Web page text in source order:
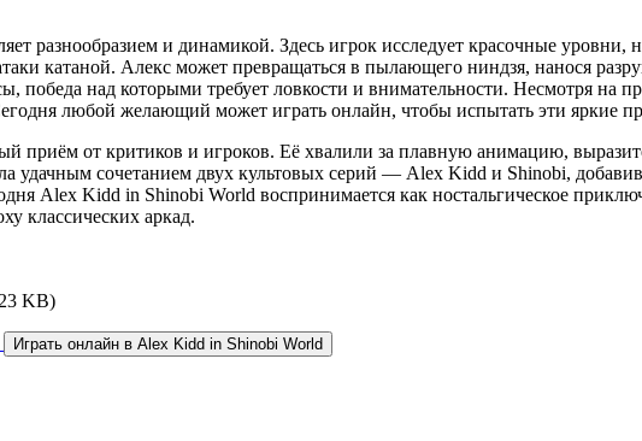
разнообразием и динамикой. Здесь игрок исследует красочные
катаной. Алекс может превращаться в пылающего ниндзя, нанося
над которыми требует ловкости и внимательности. Несмотря на
любой желающий может играть онлайн, чтобы испытать эти яркие
приём от критиков и игроков. Её хвалили за плавную анимацию,
удачным сочетанием двух культовых серий — Alex Kidd и Shinobi,
Alex Kidd in Shinobi World воспринимается как ностальгическое
классических аркад.
KB)
Играть онлайн в Alex Kidd in Shinobi World